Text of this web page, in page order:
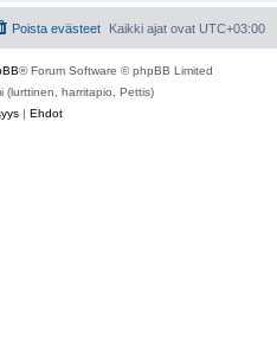
Kaikki ajat ovat UTC+03:00
Poista evästeet
® Forum Software © phpBB Limited
(lurttinen, harritapio, Pettis)
| Ehdot